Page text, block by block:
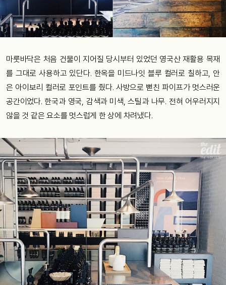
마룻바닥은 처음 건물이 지어질 당시부터 있었던 영국산 재활용 목재
를 그대로 사용하고 있단다. 한옥을 미드나잇 블루 컬러로 칠하고, 안
은 아이보리 컬러로 포인트를 줬다. 사방으로 뻗친 파이프가 멋스러운
공간이었다. 한국과 영국, 감색과 미색, 스틸과 나무. 전혀 어우러지지
않을 것 같은 요소를 멋스럽게 한 상에 차려냈다.